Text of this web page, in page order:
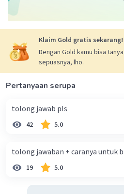
penulis (saya) dalam
mengajak pembaca untuk
tertentu (persuasi), juga
atau argumen tentang
(argumentasi).
Klaim Gold gratis sekarang!
Dengan Gold kamu bisa
sepuasnya, lho.
Pertanyaan serupa
tolong jawab pls
42 5.0
tolong jawaban + caranya untuk
19 5.0